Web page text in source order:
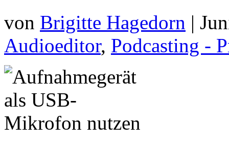
von Brigitte Hagedorn |
Audioeditor, Podcasting -